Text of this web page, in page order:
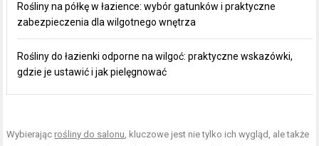
Rośliny na półkę w łazience: wybór gatunków i praktyczne
zabezpieczenia dla wilgotnego wnętrza
Rośliny do łazienki odporne na wilgoć: praktyczne wskazówki,
gdzie je ustawić i jak pielęgnować
Wybierając rośliny do salonu, kluczowe jest nie tylko ich wygląd, ale także